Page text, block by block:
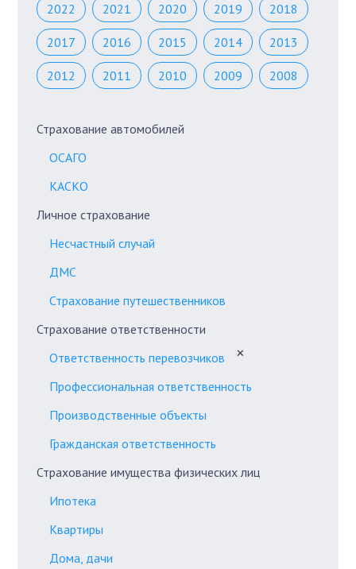
2022 2021 2020 2019 2018
2017 2016 2015 2014 2013
2012 2011 2010 2009 2008
Страхование автомобилей
ОСАГО
КАСКО
Личное страхование
Несчастный случай
ДМС
Страхование путешественников
Страхование ответственности
Ответственность перевозчиков
✕
Профессиональная ответственность
Производственные объекты
Гражданская ответственность
Страхование имущества физических лиц
Ипотека
Квартиры
Дома, дачи